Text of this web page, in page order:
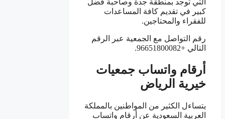
التي توجد بمنطقة جدة وصاحبة فضل
كبير في تقديم كافة المساعدات
للفقراء والمحتاجين.
رقم التواصل مع الجمعية عبر الرقم
التالي +96651800082.
أرقام واتساب جمعيات
خيرية الرياض
يتساءل الكثير من المواطنين بالمملكة
العربية السعودية عن أرقام واتساب